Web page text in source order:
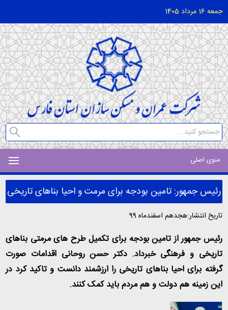
جمعه 16 مرداد 1405
منوی اصلی
رئیس جمهور: تامین بودجه برای مرمت و احیا بناهای تاریخی
تاریخ انتشار:هجدهم اسفندماه 99
رئیس جمهور از تامین بودجه برای تکمیل طرح های مرمتی بناهای
تاریخی و فرهنگی خبرداد. دکتر حسن روحانی اقدامات صورت
گرفته برای احیا بناهای تاریخی را ارزشمند دانست و تاکید کرد در
این زمینه هم دولت و هم مردم باید کمک کنند.